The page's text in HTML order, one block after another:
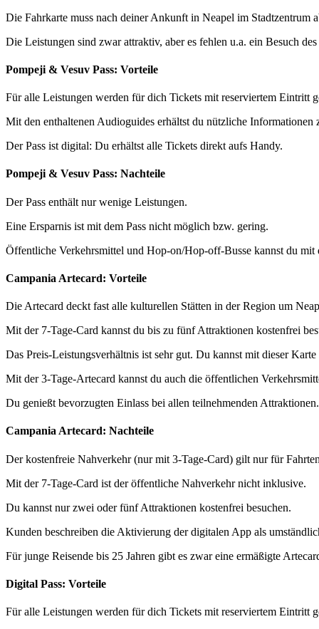
Die Fahrkarte muss nach deiner Ankunft in Neapel im Stadtzentrum
Die Leistungen sind zwar attraktiv, aber es fehlen u.a. ein Besuch
Pompeji & Vesuv Pass: Vorteile
Für alle Leistungen werden für dich Tickets mit reserviertem Eintritt
Mit den enthaltenen Audioguides erhältst du nützliche
Der Pass ist digital: Du erhältst alle Tickets direkt aufs Handy.
Pompeji & Vesuv Pass: Nachteile
Der Pass enthält nur wenige Leistungen.
Eine Ersparnis ist mit dem Pass nicht möglich bzw. gering.
Öffentliche Verkehrsmittel und Hop-on/Hop-off-Busse kannst du mit
Campania Artecard: Vorteile
Die Artecard deckt fast alle kulturellen Stätten in der Region um
Mit der 7-Tage-Card kannst du bis zu fünf Attraktionen kostenfrei
Das Preis-Leistungsverhältnis ist sehr gut. Du kannst mit dieser
Mit der 3-Tage-Artecard kannst du auch die öffentlichen
Du genießt bevorzugten Einlass bei allen teilnehmenden Attraktionen.
Campania Artecard: Nachteile
Der kostenfreie Nahverkehr (nur mit 3-Tage-Card) gilt nur für
Mit der 7-Tage-Card ist der öffentliche Nahverkehr nicht inklusive.
Du kannst nur zwei oder fünf Attraktionen kostenfrei besuchen.
Kunden beschreiben die Aktivierung der digitalen App als
Für junge Reisende bis 25 Jahren gibt es zwar eine ermäßigte
Digital Pass: Vorteile
Für alle Leistungen werden für dich Tickets mit reserviertem Eintritt